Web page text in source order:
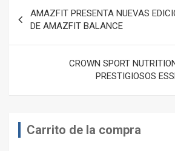
de
entradas
AMAZFIT PRESENTA NUEVAS
DE AMAZFIT BALANCE
CROWN SPORT
PRESTIGIOSOS
Carrito de la compra